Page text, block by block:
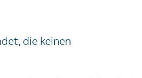
die keinen